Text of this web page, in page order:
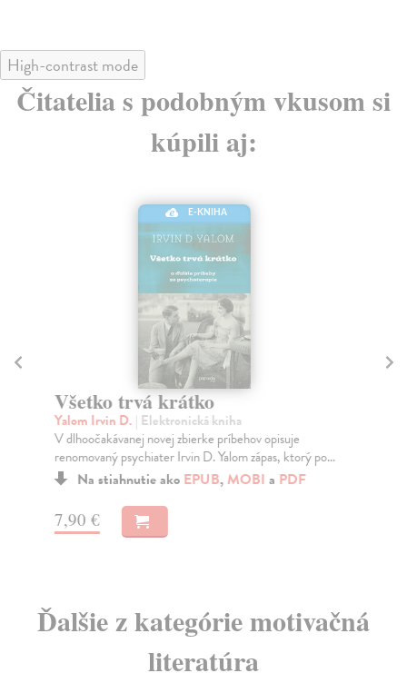
High-contrast mode
Čitatelia s podobným vkusom si
kúpili aj:
E-KNIHA
Všetko trvá krátko
Yalom Irvin D. | Elektronická kniha
V dlhoočakávanej novej zbierke príbehov opisuje
renomovaný psychiater Irvin D. Yalom zápas, ktorý po...
Na stiahnutie ako EPUB,MOBI a PDF
7,90 €
Ďalšie z kategórie motivačná
literatúra